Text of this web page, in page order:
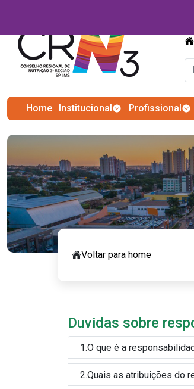
Home Institucional Profissional
Voltar para home
Duvidas sobre
1.O que é a
2.Quais as atribuições do